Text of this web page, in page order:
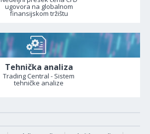
ugovora na globalnom
finansijskom tržištu
Tehnička analiza
Trading Central - Sistem
tehničke analize